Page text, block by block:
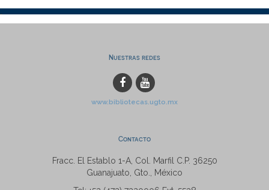
Nuestras redes
www.bibliotecas.ugto.mx
Contacto
Fracc. El Establo 1-A, Col. Marfil C.P. 36250
Guanajuato, Gto., México